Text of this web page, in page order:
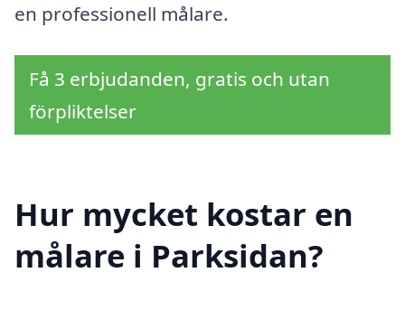
en professionell målare.
Få 3 erbjudanden, gratis och utan
förpliktelser
Hur mycket kostar en
målare i Parksidan?